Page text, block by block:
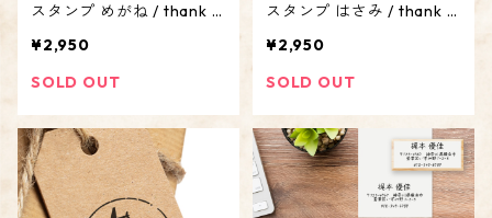
スタンプ めがね / thank y
入れ【屋号 アカウント オ
リジナル オーダーメイ
¥2,950
SOLD OUT
スタンプ はさみ / thank y
入れ【屋号 アカウント オ
リジナル オーダーメイ
¥2,950
SOLD OUT